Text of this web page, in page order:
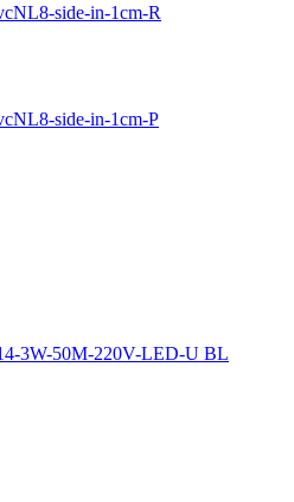
side-in-1cm-R
side-in-1cm-P
3W-50M-220V-LED-U BL